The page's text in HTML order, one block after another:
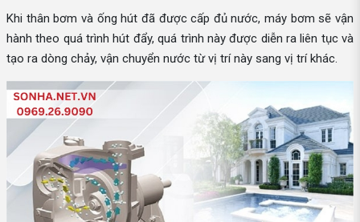
Khi thân bơm và ống hút đã được cấp đủ nước, máy bơm sẽ vận
hành theo quá trình hút đẩy, quá trình này được diễn ra liên tục và
tạo ra dòng chảy, vận chuyển nước từ vị trí này sang vị trí khác.